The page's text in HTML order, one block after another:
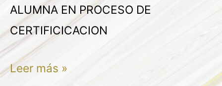
ALUMNA EN PROCESO DE
CERTIFICICACION
Leer más »